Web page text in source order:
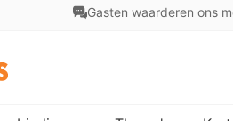
Gasten waarderen ons